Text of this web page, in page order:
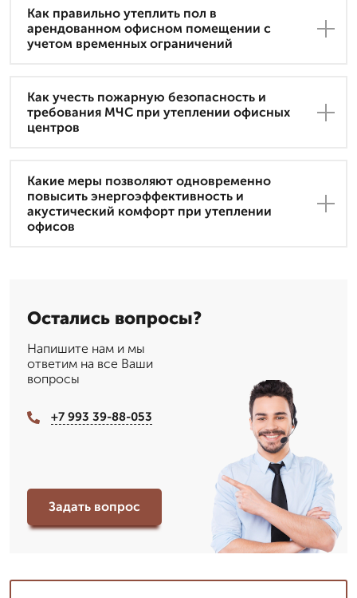
Как правильно утеплить пол в
арендованном офисном помещении с
учетом временных ограничений
Как учесть пожарную безопасность и
требования МЧС при утеплении офисных
центров
Какие меры позволяют одновременно
повысить энергоэффективность и
акустический комфорт при утеплении
офисов
Остались вопросы?
Напишите нам и мы
ответим на все Ваши
вопросы
+7 993 39-88-053
Задать вопрос